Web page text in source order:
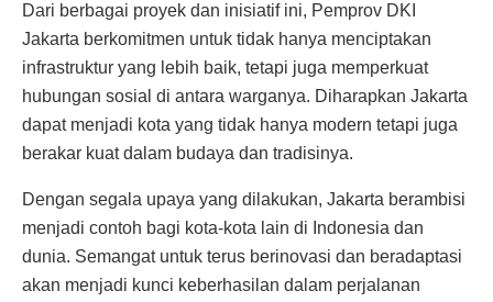
Dari berbagai proyek dan inisiatif ini, Pemprov DKI
Jakarta berkomitmen untuk tidak hanya menciptakan
infrastruktur yang lebih baik, tetapi juga memperkuat
hubungan sosial di antara warganya. Diharapkan Jakarta
dapat menjadi kota yang tidak hanya modern tetapi juga
berakar kuat dalam budaya dan tradisinya.
Dengan segala upaya yang dilakukan, Jakarta berambisi
menjadi contoh bagi kota-kota lain di Indonesia dan
dunia. Semangat untuk terus berinovasi dan beradaptasi
akan menjadi kunci keberhasilan dalam perjalanan